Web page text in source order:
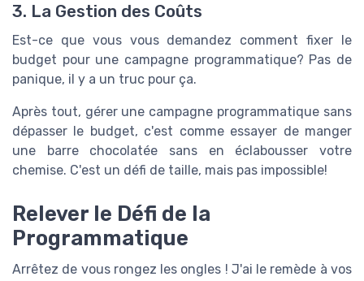
3. La Gestion des Coûts
Est-ce que vous vous demandez comment fixer le
budget pour une campagne programmatique? Pas de
panique, il y a un truc pour ça.
Après tout, gérer une campagne programmatique sans
dépasser le budget, c'est comme essayer de manger
une barre chocolatée sans en éclabousser votre
chemise. C'est un défi de taille, mais pas impossible!
Relever le Défi de la
Programmatique
Arrêtez de vous rongez les ongles ! J'ai le remède à vos